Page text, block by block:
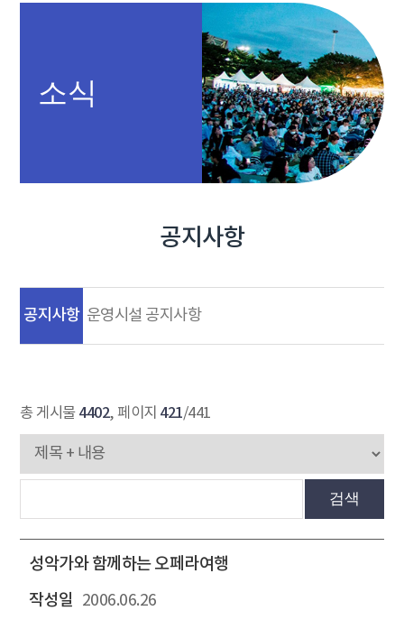
소식
공지사항
공지사항 운영시설 공지사항
총 게시물 4402, 페이지 421/441
검색
성악가와 함께하는 오페라여행
2006.06.26